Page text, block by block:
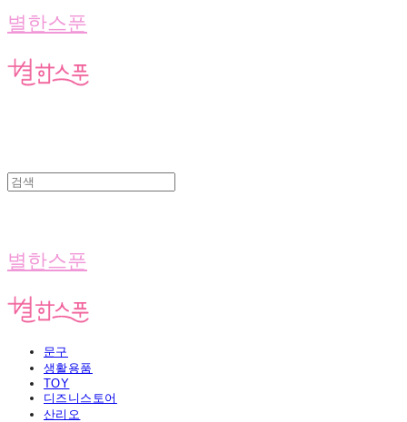
별한스푼
별한스푼
문구
생활용품
TOY
디즈니스토어
산리오